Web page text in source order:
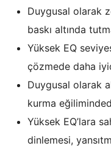
Duygusal olarak
baskı altında
Yüksek EQ
çözmede daha
Duygusal olarak
kurma
Yüksek EQ’lara
dinlemesi,